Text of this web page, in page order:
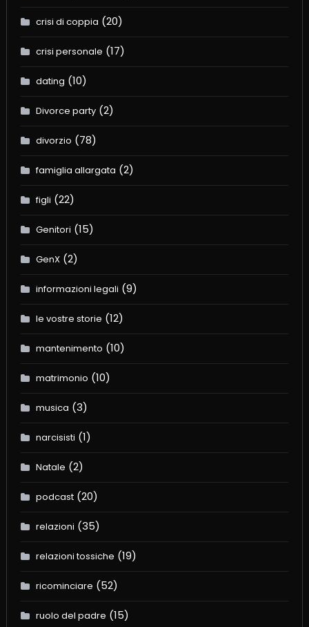
crisi di coppia (20)
crisi personale (17)
dating (10)
Divorce party(2)
divorzio (78)
famiglia allargata (2)
figli (22)
Genitori (15)
GenX(2)
informazioni legali (9)
le vostre storie (12)
mantenimento (10)
matrimonio (10)
musica (3)
narcisisti (1)
Natale (2)
podcast(20)
relazioni (35)
relazioni tossiche (19)
ricominciare (52)
ruolo del padre (15)